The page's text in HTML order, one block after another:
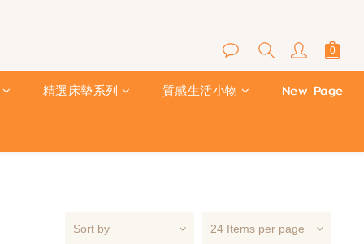
精選床墊系列 質感生活小物 New Page
Sort by 24 Items per page